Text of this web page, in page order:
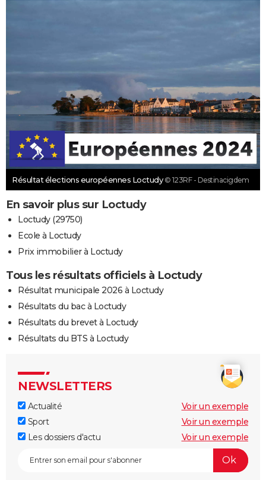
Résultat élections européennes Loctudy © 123RF - Destinacigdem
En savoir plus sur Loctudy
Loctudy (29750)
Ecole à Loctudy
Prix immobilier à Loctudy
Tous les résultats officiels à Loctudy
Résultat municipale 2026 à Loctudy
Résultats du bac à Loctudy
Résultats du brevet à Loctudy
Résultats du BTS à Loctudy
NEWSLETTERS
Actualité
Voir un exemple
Sport
Voir un exemple
Les dossiers d'actu
Voir un exemple